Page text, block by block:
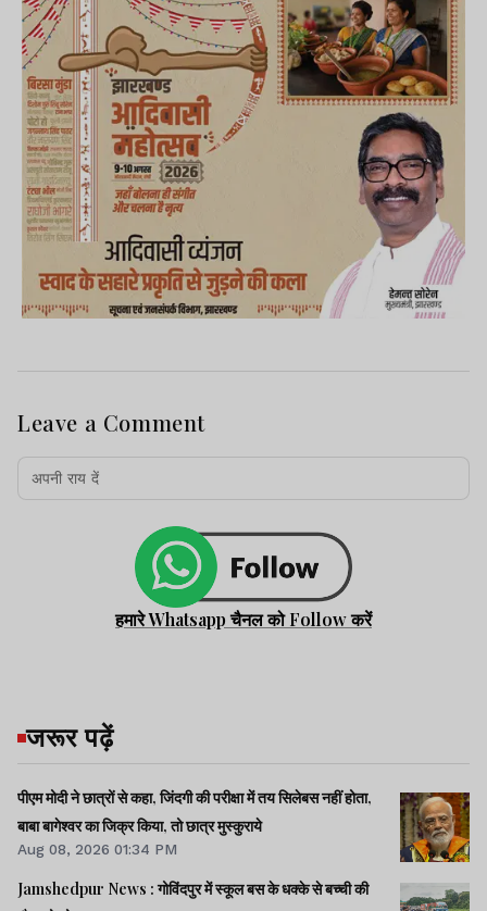
Leave a Comment
हमारे Whatsapp चैनल को Follow करें
जरूर पढ़ें
पीएम मोदी ने छात्रों से कहा, जिंदगी की परीक्षा में तय सिलेबस नहीं होता,
बाबा बागेश्वर का जिक्र किया, तो छात्र मुस्कुराये
Aug 08, 2026 01:34 PM
Jamshedpur News : गोविंदपुर में स्कूल बस के धक्के से बच्ची की